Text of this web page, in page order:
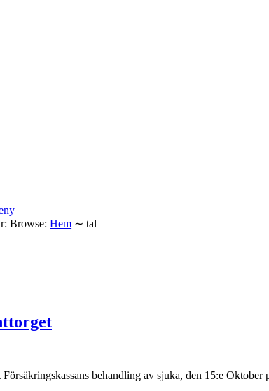
Browse: Hem ∼ tal
behandling av sjuka, den 15:e Oktober